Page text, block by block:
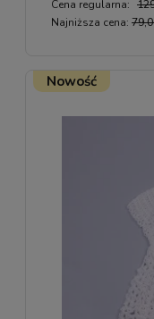
Cena regularna:
Najniższa cena:
Nowość